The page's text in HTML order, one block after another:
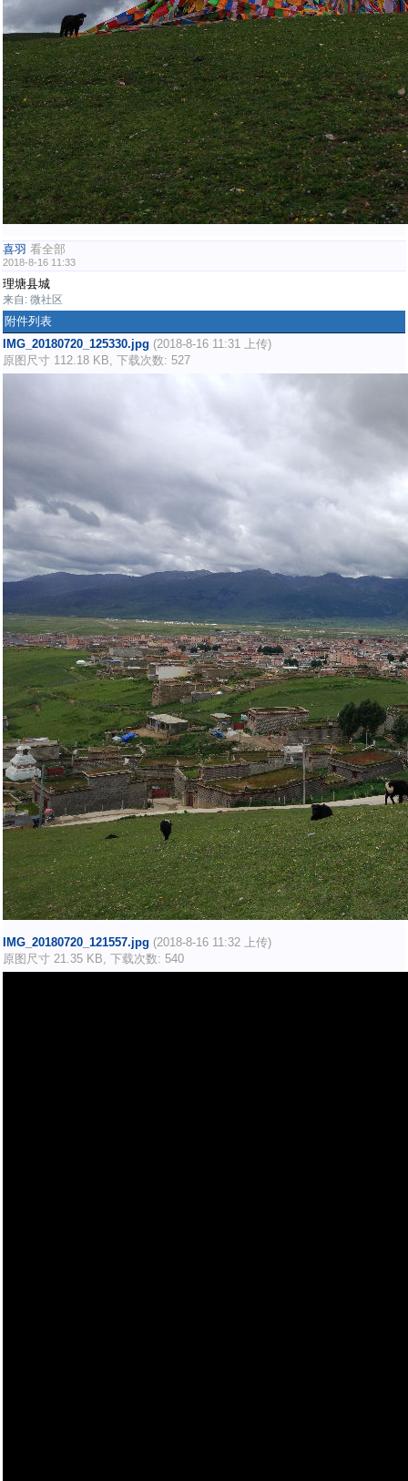
喜羽 看全部
2018-8-16 11:33
理塘县城
来自: 微社区
附件列表
IMG_20180720_125330.jpg (2018-8-16 11:31 上传)
原图尺寸 112.18 KB, 下载次数: 527
IMG_20180720_121557.jpg (2018-8-16 11:32 上传)
原图尺寸 21.35 KB, 下载次数: 540